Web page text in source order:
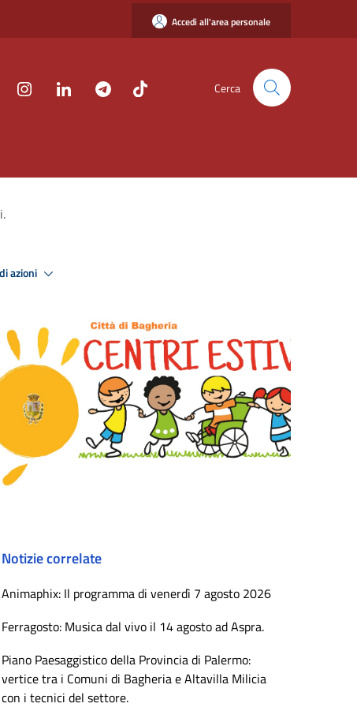
Accedi all'area personale
Cerca
azioni
Notizie correlate
Animaphix: Il programma di venerdì 7 agosto 2026
Ferragosto: Musica dal vivo il 14 agosto ad Aspra.
Piano Paesaggistico della Provincia di Palermo:
vertice tra i Comuni di Bagheria e Altavilla Milicia
con i tecnici del settore.